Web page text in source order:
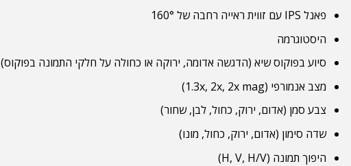
פאנל IPS עם זווית ראייה רחבה של 160°
היסטוגרמה
סיוע בפוקוס שיא (הדגשה אדומה, ירוקה או כחולה על חלקי התמונה בפוקוס)
מצב אנמורפי (1.3x, 2x, 2x mag)
צבע סמן (אדום, ירוק, כחול, לבן, שחור)
שדה סימון (אדום, ירוק, כחול, מונו)
היפוך תמונה (H, V, H/V)